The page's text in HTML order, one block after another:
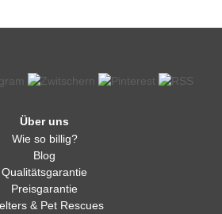
Über uns
Wie so billig?
Blog
Qualitätsgarantie
Preisgarantie
& Pet Rescues